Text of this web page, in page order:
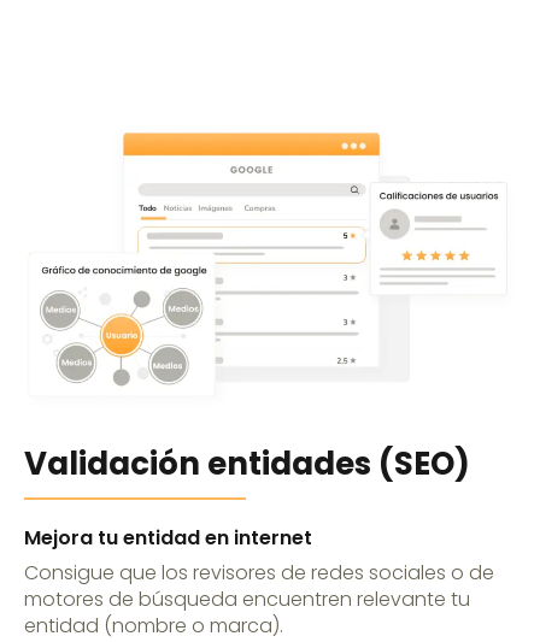
Validación entidades (SEO)
Mejora tu entidad en internet
Consigue que los revisores de redes sociales o de
motores de búsqueda encuentren relevante tu
entidad (nombre o marca).